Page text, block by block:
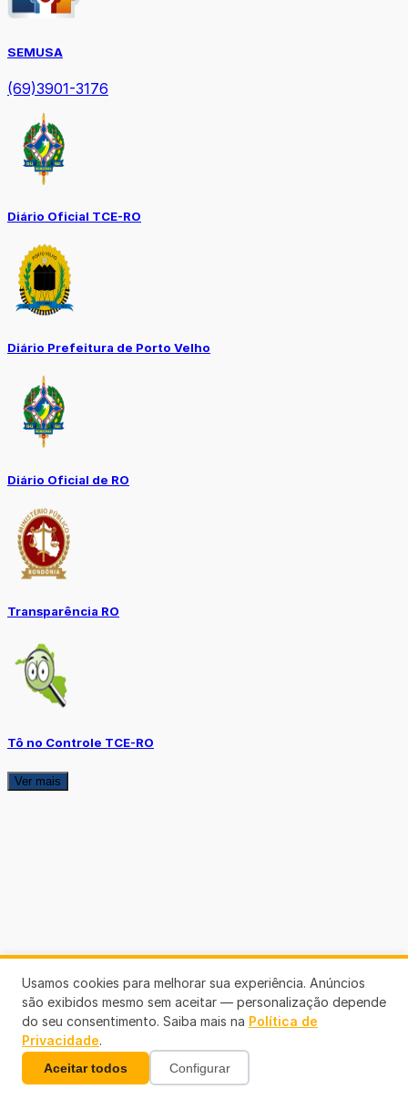
SEMUSA
(69)3901-3176
Diário Oficial TCE-RO
Diário Prefeitura de Porto Velho
Diário Oficial de RO
Transparência RO
Tô no Controle TCE-RO
Ver mais
Usamos cookies para melhorar sua experiência. Anúncios
são exibidos mesmo sem aceitar — personalização depende
do seu consentimento. Saiba mais na Política de
Privacidade.
Aceitar todos Configurar